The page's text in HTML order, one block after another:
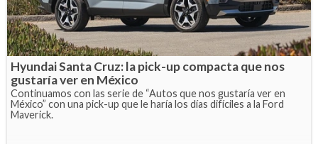
Hyundai Santa Cruz: la pick-up compacta que nos
gustaría ver en México
Continuamos con las serie de “Autos que nos gustaría ver en
México” con una pick-up que le haría los días difíciles a la Ford
Maverick.